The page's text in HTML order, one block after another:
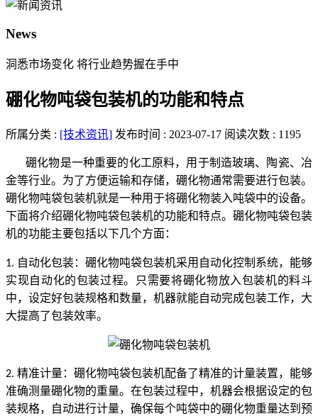
News
洞悉市场变化 将行业趋势握在手中
硼化物吨袋包装机的功能和特点
所属分类 : [技术资讯] 发布时间 : 2023-07-17 阅读次数 : 1195
硼化物是一种重要的化工原料，用于制造玻璃、陶瓷、冶
金等行业。为了方便运输和存储，硼化物通常需要进行包装。
硼化物吨袋包装机就是一种用于将硼化物装入吨袋中的设备。
下面将介绍硼化物吨袋包装机的功能和特点。硼化物吨袋包装
机的功能主要包括以下几个方面：
1. 自动化包装：硼化物吨袋包装机采用自动化控制系统，能够
实现自动化的包装过程。只需要将硼化物放入包装机的料斗
中，设定好包装规格和数量，机器就能自动完成包装工作，大
大提高了包装效率。
2. 精准计量：硼化物吨袋包装机配备了精准的计量装置，能够
准确测量硼化物的重量。在包装过程中，机器会根据设定的包
装规格，自动进行计量，确保每个吨袋中的硼化物重量达到预